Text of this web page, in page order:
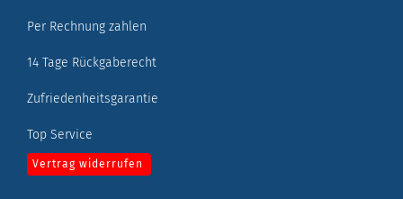
Per Rechnung zahlen
14 Tage Rückgaberecht
Zufriedenheitsgarantie
Top Service
Vertrag widerrufen